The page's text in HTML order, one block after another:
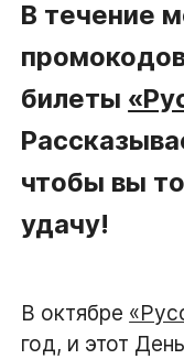
В течение
билеты
чтобы вы
удачу!
В октябре
год, и этот